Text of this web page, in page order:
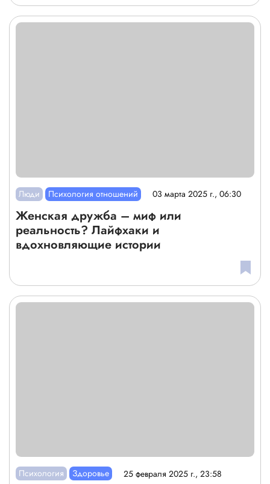
Люди Психология отношений 03 марта 2025 г., 06:30
Женская дружба – миф или
реальность? Лайфхаки и
вдохновляющие истории
Психология Здоровье 25 февраля 2025 г., 23:58